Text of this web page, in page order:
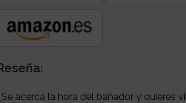
acerca la hora del bañador y quieres